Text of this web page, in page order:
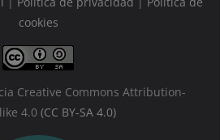
cookies
Creative Commons Attribution-
4.0 (CC BY-SA 4.0)